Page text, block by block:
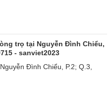
trọ tại Nguyễn Đình Chiểu,
- sanviet2023
Đình Chiểu, P.2; Q.3,